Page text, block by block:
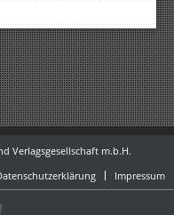
Verlagsgesellschaft m.b.H.
Impressum